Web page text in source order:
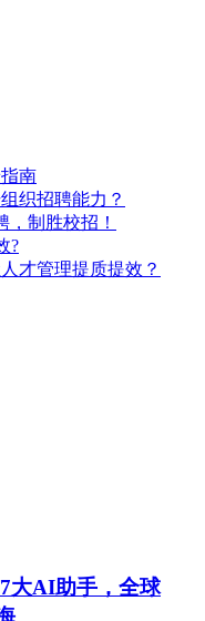
南
织招聘能力？
，制胜校招！
?
才管理提质提效？
大AI助手，全球